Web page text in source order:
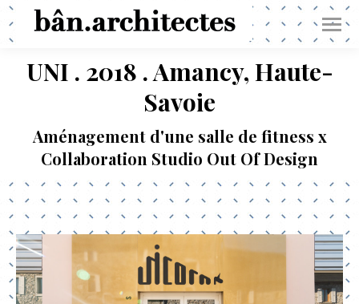
UNI . 2018 . Amancy, Haute-
Savoie
Aménagement d'une salle de fitness x
Collaboration Studio Out Of Design